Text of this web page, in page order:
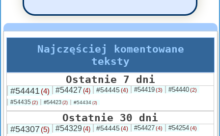
Najczęściej komentowane
teksty
Ostatnie 7 dni
#54441 (4) #54427 (4) #54445(4) #54419(3) #54440(2)
#54435 (2) #54423 (2) #54434 (2)
Ostatnie 30 dni
#54307 (5) #54329(4) #54445(4) #54427(4) #54254(4)